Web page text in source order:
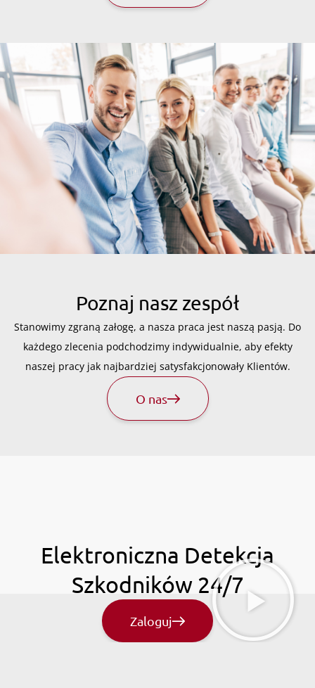
Poznaj nasz zespół
Stanowimy zgraną załogę, a nasza praca jest naszą pasją. Do
każdego zlecenia podchodzimy indywidualnie, aby efekty
naszej pracy jak najbardziej satysfakcjonowały Klientów.
O nas
Elektroniczna Detekcja
Szkodników 24/7
Zaloguj